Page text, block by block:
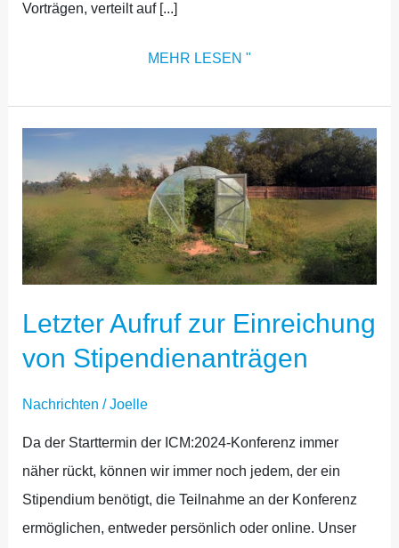
Vorträgen, verteilt auf [...]
MEHR LESEN "
Letzter Aufruf zur Einreichung
von Stipendienanträgen
Nachrichten /Joelle
Da der Starttermin der ICM:2024-Konferenz immer
näher rückt, können wir immer noch jedem, der ein
Stipendium benötigt, die Teilnahme an der Konferenz
ermöglichen, entweder persönlich oder online. Unser
LETZTER
AUFRUF
ZUR
EINREICHUNG
VON
STIPENDIENANTRÄGEN